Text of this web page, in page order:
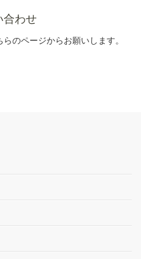
合わせ
のページからお願いします。